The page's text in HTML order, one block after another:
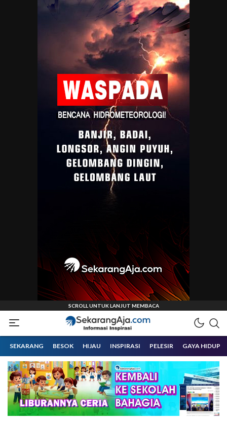
Sekarangaja
Informasi Inspirasi Malang Raya
SEKARANG BESOK HIJAU INSPIRASI PELESIR GAYA HIDUP